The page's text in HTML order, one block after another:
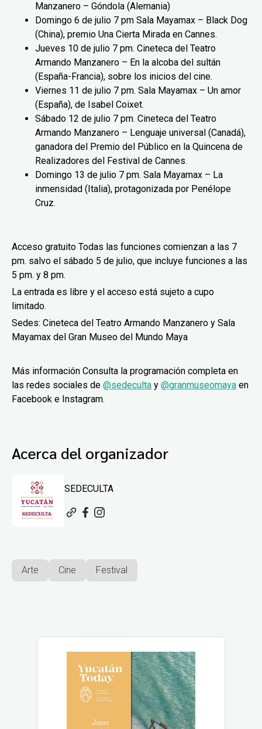
Manzanero – Góndola (Alemania)
Domingo 6 de julio 7 pm Sala Mayamax – Black Dog
(China), premio Una Cierta Mirada en Cannes.
Jueves 10 de julio 7 pm. Cineteca del Teatro
Armando Manzanero – En la alcoba del sultán
(España-Francia), sobre los inicios del cine.
Viernes 11 de julio 7 pm. Sala Mayamax – Un amor
(España), de Isabel Coixet.
Sábado 12 de julio 7 pm. Cineteca del Teatro
Armando Manzanero – Lenguaje universal (Canadá),
ganadora del Premio del Público en la Quincena de
Realizadores del Festival de Cannes.
Domingo 13 de julio 7 pm. Sala Mayamax – La
inmensidad (Italia), protagonizada por Penélope
Cruz.
Acceso gratuito Todas las funciones comienzan a las 7
pm. salvo el sábado 5 de julio, que incluye funciones a las
5 pm. y 8 pm.
La entrada es libre y el acceso está sujeto a cupo
limitado.
Sedes: Cineteca del Teatro Armando Manzanero y Sala
Mayamax del Gran Museo del Mundo Maya
Más información Consulta la programación completa en
las redes sociales de @sedeculta y @granmuseomaya en
Facebook e Instagram.
Acerca del organizador
SEDECULTA
Arte Cine Festival